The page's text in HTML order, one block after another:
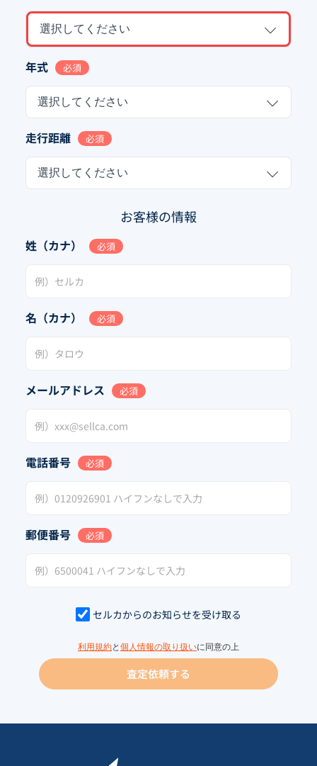
選択してください
年式 必須
選択してください
走行距離 必須
選択してください
お客様の情報
姓（カナ） 必須
名（カナ） 必須
メールアドレス 必須
電話番号 必須
郵便番号 必須
セルカからのお知らせを受け取る
利用規約と 個人情報の取り扱いに同意の上
査定依頼する